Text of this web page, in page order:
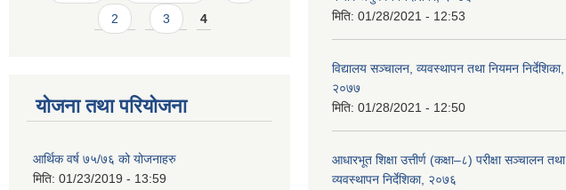
2 3 4
योजना तथा परियोजना
आर्थिक वर्ष ७५/७६ को योजनाहरु
मिति: 01/23/2019 - 13:59
मिति: 01/28/2021 - 12:53
विद्यालय सञ्चालन, व्यवस्थापन तथा नियमन निर्देशिका,
२०७७
मिति: 01/28/2021 - 12:50
आधारभूत शिक्षा उत्तीर्ण (कक्षा–८) परीक्षा सञ्चालन तथा
व्यवस्थापन निर्देशिका, २०७६